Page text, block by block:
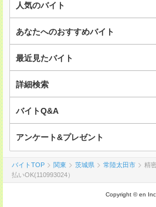
人気のバイト
あなたへのおすすめバイト
最近見たバイト
詳細検索
バイトQ&A
アンケート&プレゼント
バイトTOP 関東 茨城県 常陸太田市
精
払いOK(110993024）
Copyright © en Inc.